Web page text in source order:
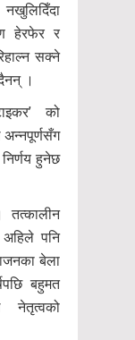
हेरफेर र
सक्ने
।
को
अन्नपूर्णसँग
हुनेछ
पनि
बेला
बहुमत
नेतृत्वको